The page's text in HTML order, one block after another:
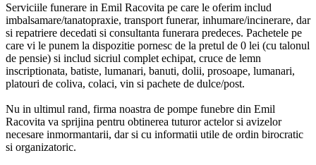
Serviciile funerare in Emil Racovita pe care le oferim includ
imbalsamare/tanatopraxie, transport funerar, inhumare/incinerare, dar
si repatriere decedati si consultanta funerara predeces. Pachetele pe
care vi le punem la dispozitie pornesc de la pretul de 0 lei (cu talonul
de pensie) si includ sicriul complet echipat, cruce de lemn
inscriptionata, batiste, lumanari, banuti, dolii, prosoape, lumanari,
platouri de coliva, colaci, vin si pachete de dulce/post.
Nu in ultimul rand, firma noastra de pompe funebre din Emil
Racovita va sprijina pentru obtinerea tuturor actelor si avizelor
necesare inmormantarii, dar si cu informatii utile de ordin birocratic
si organizatoric.